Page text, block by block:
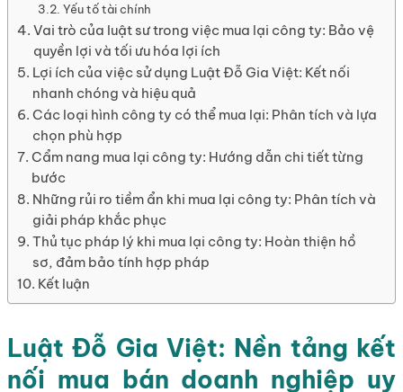
Yếu tố tài chính
Vai trò của luật sư trong việc mua lại công ty: Bảo vệ
quyền lợi và tối ưu hóa lợi ích
Lợi ích của việc sử dụng Luật Đỗ Gia Việt: Kết nối
nhanh chóng và hiệu quả
Các loại hình công ty có thể mua lại: Phân tích và lựa
chọn phù hợp
Cẩm nang mua lại công ty: Hướng dẫn chi tiết từng
bước
Những rủi ro tiềm ẩn khi mua lại công ty: Phân tích và
giải pháp khắc phục
Thủ tục pháp lý khi mua lại công ty: Hoàn thiện hồ
sơ, đảm bảo tính hợp pháp
Kết luận
Luật Đỗ Gia Việt: Nền tảng kết
nối mua bán doanh nghiệp uy